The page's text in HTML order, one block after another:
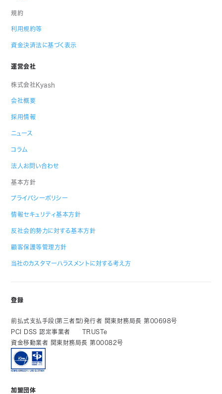
規約
利用規約等
資金決済法に基づく表示
運営会社
株式会社Kyash
会社概要
採用情報
ニュース
コラム
法人お問い合わせ
基本方針
プライバシーポリシー
情報セキュリティ基本方針
反社会的勢力に対する基本方針
顧客保護等管理方針
当社のカスタマーハラスメントに対する考え方
登録
前払式支払手段(第三者型)発行者 関東財務局長 第00698号
PCI DSS 認定事業者
TRUSTe
資金移動業者 関東財務局長 第00082号
加盟団体